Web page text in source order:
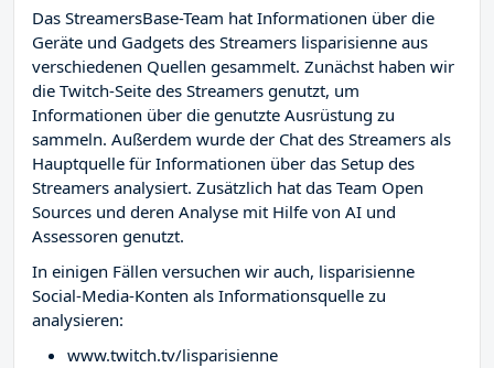
Das StreamersBase-Team hat Informationen über die
Geräte und Gadgets des Streamers lisparisienne aus
verschiedenen Quellen gesammelt. Zunächst haben wir
die Twitch-Seite des Streamers genutzt, um
Informationen über die genutzte Ausrüstung zu
sammeln. Außerdem wurde der Chat des Streamers als
Hauptquelle für Informationen über das Setup des
Streamers analysiert. Zusätzlich hat das Team Open
Sources und deren Analyse mit Hilfe von AI und
Assessoren genutzt.
In einigen Fällen versuchen wir auch, lisparisienne
Social-Media-Konten als Informationsquelle zu
analysieren:
www.twitch.tv/lisparisienne